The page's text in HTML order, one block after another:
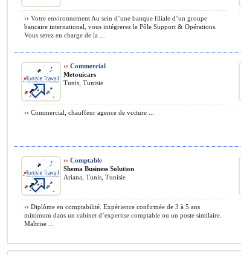
›› Votre environnement Au sein d’une banque filiale d’un groupe
bancaire international, vous intégrerez le Pôle Support & Opérations.
Vous serez en charge de la ...
›› Commercial
Metouicars
Tunis, Tunisie
›› Commercial, chauffeur agence de voiture ...
›› Comptable
Shema Business Solution
Ariana, Tunis, Tunisie
›› Diplôme en comptabilité. Expérience confirmée de 3 à 5 ans
minimum dans un cabinet d’expertise comptable ou un poste similaire.
Maîtrise ...